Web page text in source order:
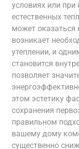
условиях или при
естественных
может оказаться
возникает
утеплении, и
становится
позволяет
этом эстетику
сохранения
правильном
вашему дому
существенно